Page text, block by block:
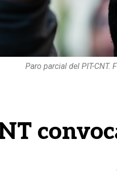
Paro parcial del PIT-CNT.